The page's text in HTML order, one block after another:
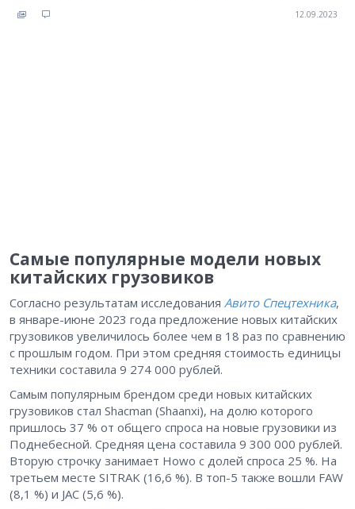
12.09.2023
Самые популярные модели новых
китайских грузовиков
Согласно результатам исследования Авито Спецтехника,
в январе-июне 2023 года предложение новых китайских
грузовиков увеличилось более чем в 18 раз по сравнению
с прошлым годом. При этом средняя стоимость единицы
техники составила 9 274 000 рублей.
Самым популярным брендом среди новых китайских
грузовиков стал Shacman (Shaanxi), на долю которого
пришлось 37 % от общего спроса на новые грузовики из
Поднебесной. Средняя цена составила 9 300 000 рублей.
Вторую строчку занимает Howo с долей спроса 25 %. На
третьем месте SITRAK (16,6 %). В топ-5 также вошли FAW
(8,1 %) и JAC (5,6 %).